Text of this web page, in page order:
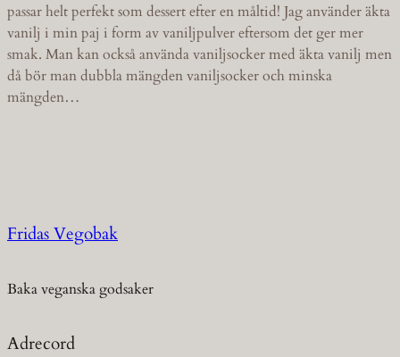
passar helt perfekt som dessert efter en måltid! Jag använder äkta
vanilj i min paj i form av vaniljpulver eftersom det ger mer
smak. Man kan också använda vaniljsocker med äkta vanilj men
då bör man dubbla mängden vaniljsocker och minska
mängden…
Fridas Vegobak
Baka veganska godsaker
Adrecord